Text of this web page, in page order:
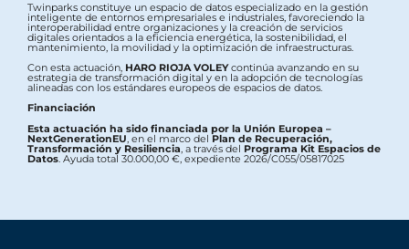
Twinparks constituye un espacio de datos especializado en la gestión
inteligente de entornos empresariales e industriales, favoreciendo la
interoperabilidad entre organizaciones y la creación de servicios
digitales orientados a la eficiencia energética, la sostenibilidad, el
mantenimiento, la movilidad y la optimización de infraestructuras.
Con esta actuación, HARO RIOJA VOLEYcontinúa avanzando en su
estrategia de transformación digital y en la adopción de tecnologías
alineadas con los estándares europeos de espacios de datos.
Financiación
Esta actuación ha sido financiada por la Unión Europea –
NextGenerationEU , en el marco delPlan de Recuperación,
Transformación y Resiliencia , a través del Programa Kit Espacios de
Datos . Ayuda total 30.000,00 €, expediente 2026/C055/05817025